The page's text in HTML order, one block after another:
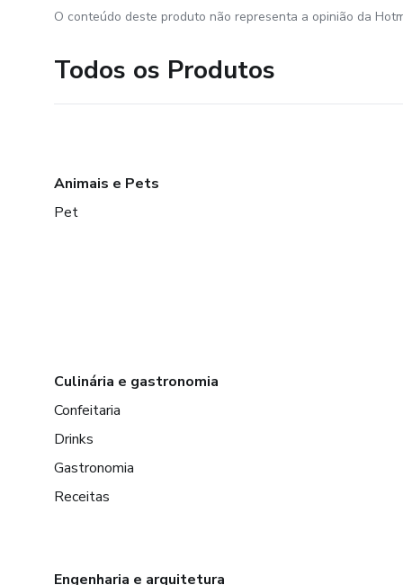
O conteúdo deste produto não representa a opinião da
Todos os Produtos
Animais e Pets
Pet
Culinária e gastronomia
Confeitaria
Drinks
Gastronomia
Receitas
Engenharia e arquitetura